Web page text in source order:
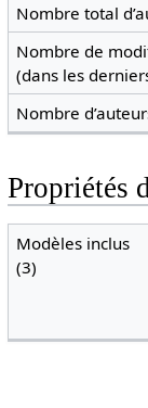
Nombre total
Nombre de
(dans les
Nombre
Propriétés
Modèles inclus
(3)